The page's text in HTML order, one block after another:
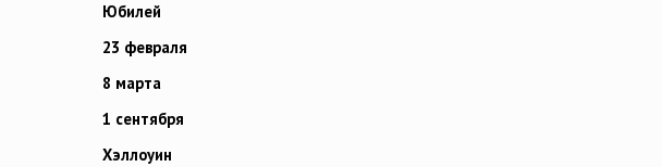
Юбилей
23 февраля
8 марта
1 сентября
Хэллоуин